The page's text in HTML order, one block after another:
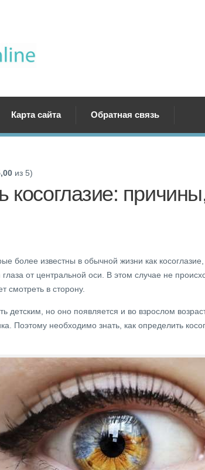
Карта сайта Обратная связь
из 5)
косоглазие:
более известны в обычной жизни как
от центральной оси. В этом случае не
смотреть в сторону.
детским, но оно появляется и во взрослом
Поэтому необходимо знать, как определить